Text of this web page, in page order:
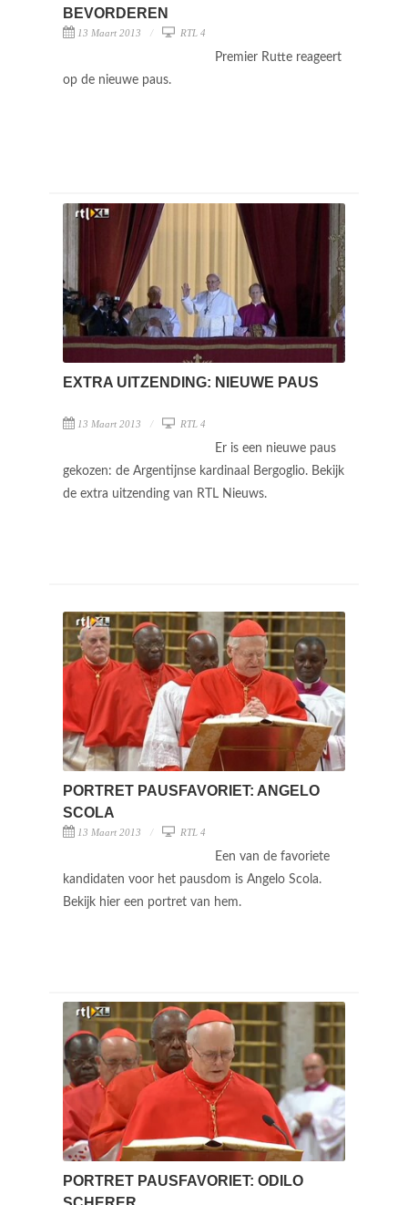
BEVORDEREN
13 Maart 2013 RTL 4
Premier Rutte reageert
op de nieuwe paus.
EXTRA UITZENDING: NIEUWE PAUS
13 Maart 2013 RTL 4
Er is een nieuwe paus
gekozen: de Argentijnse kardinaal Bergoglio. Bekijk
de extra uitzending van RTL Nieuws.
PORTRET PAUSFAVORIET: ANGELO
SCOLA
13 Maart 2013 RTL 4
Een van de favoriete
kandidaten voor het pausdom is Angelo Scola.
Bekijk hier een portret van hem.
PORTRET PAUSFAVORIET: ODILO